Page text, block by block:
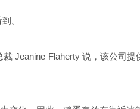
。
裁 Jeanine Flaherty 说，该公司提